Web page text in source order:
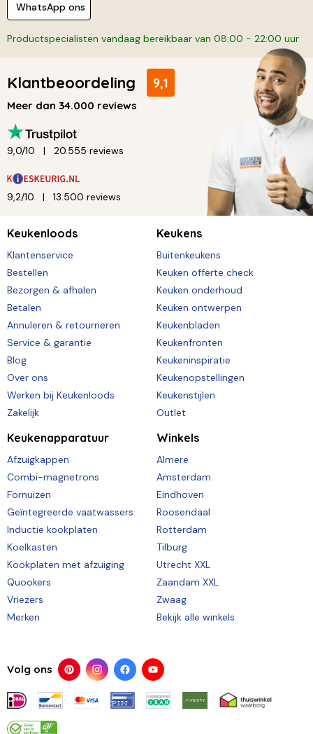
WhatsApp ons
Productspecialisten vandaag bereikbaar van 08:00 - 22:00 uur
Klantbeoordeling 9,1
Meer dan 34.000 reviews
9,0/10 20.555 reviews
9,2/10 13.500 reviews
Keukenloods
Klantenservice
Bestellen
Bezorgen & afhalen
Betalen
Annuleren & retourneren
Service & garantie
Blog
Over ons
Werken bij Keukenloods
Zakelijk
Keukens
Buitenkeukens
Keuken offerte check
Keuken onderhoud
Keuken ontwerpen
Keukenbladen
Keukenfronten
Keukeninspiratie
Keukenopstellingen
Keukenstijlen
Outlet
Keukenapparatuur
Afzuigkappen
Combi-magnetrons
Fornuizen
Geïntegreerde vaatwassers
Inductie kookplaten
Koelkasten
Kookplaten met afzuiging
Quookers
Vriezers
Merken
Winkels
Almere
Amsterdam
Eindhoven
Roosendaal
Rotterdam
Tilburg
Utrecht XXL
Zaandam XXL
Zwaag
Bekijk alle winkels
Volg ons